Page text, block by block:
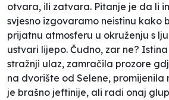
otvara, ili zatvara. Pitanje je da li
svjesno izgovaramo neistinu kako
prijatnu atmosferu u okruženju s
ustvari lijepo. Čudno, zar ne?
stražnji ulaz, zamračila prozore
na dvorište od Selene, promijenila
je brašno jeftinije, ali radi onaj